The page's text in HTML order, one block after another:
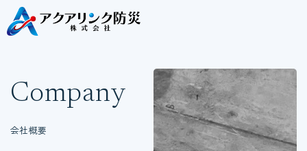
Company
会社概要